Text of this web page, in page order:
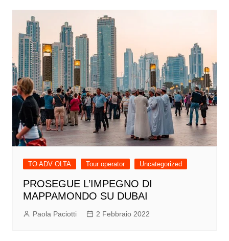
TO ADV OLTA Tour operator Uncategorized
PROSEGUE L’IMPEGNO DI
MAPPAMONDO SU DUBAI
Paola Paciotti 2 Febbraio 2022